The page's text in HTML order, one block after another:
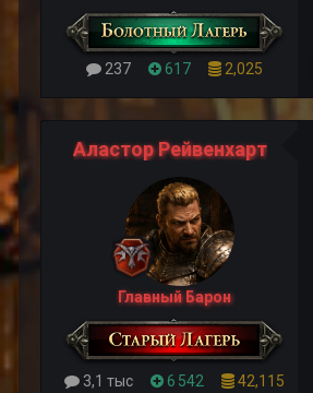
237 617 2,025
Аластор Рейвенхарт
Главный Барон
3,1 тыс 6 542
42,115